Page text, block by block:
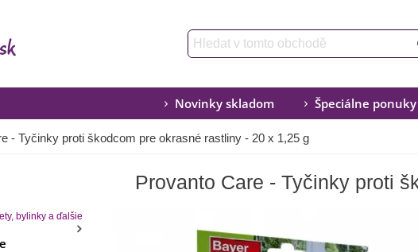
Novinky skladom Špeciálne ponuky
- Tyčinky proti škodcom pre okrasné rastliny - 20 x 1,25 g
bylinky a ďalšie
Provanto Care - Tyčinky proti